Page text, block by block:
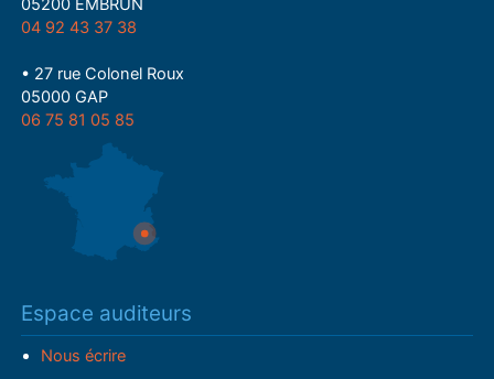
05200 EMBRUN
04 92 43 37 38
• 27 rue Colonel Roux
05000 GAP
06 75 81 05 85
Espace auditeurs
Nous écrire